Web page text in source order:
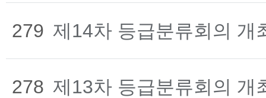
279 제14차 등급분류회의 개
278 제13차 등급분류회의 개